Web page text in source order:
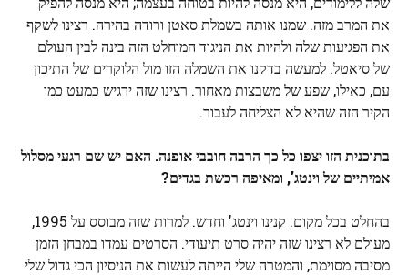
את המרב מזה. שמנו אותה בשמלת סאטן ורודה בהירה. רצינו לשקף
את הפגיעות שלה ולהיות את הניגוד המוחלט הזה בינה לבין העולם
של סיאטל. למעשה בדקנו את השמלה הזו מול הלוקרים של התיכון
עם, כאילו, שפע של משבצות מאחור. רצינו שזה ירגיש כמעט כמו
הקיר הזה שהיא לא הצליחה לעבור.
בתוכנית הזו יצפו כל כך הרבה חובבי אופנה. האם יש שם רגעי מסלול
אמיתיים של וינטג', ומאיפה רכשת בגדים?
בהחלט בכל מקום. קנינו וינטג' וחדש. למרות שזה מבוסס על 1995,
מעולם לא רצינו שזה יהיה סרט תיעודי. הסרטים עמדו במבחן הזמן
מסיבה מסוימת, והמטרה שלי הייתה לעשות את הניסיון הכי גדול שלי